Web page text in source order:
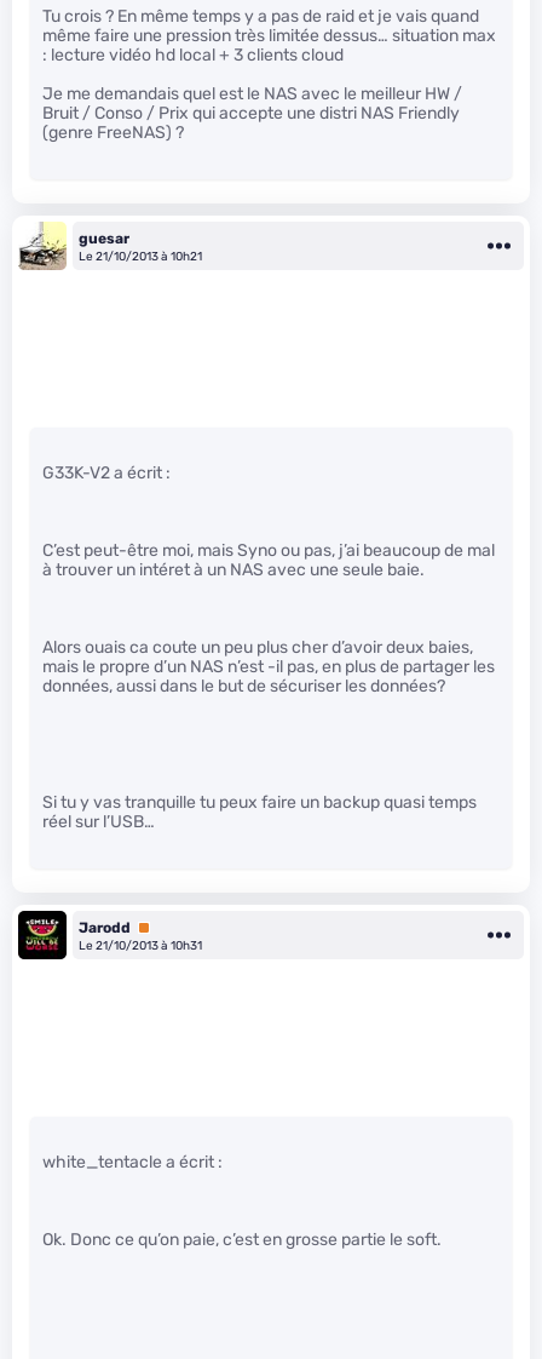
Tu crois ? En même temps y a pas de raid et je vais quand
même faire une pression très limitée dessus… situation max
: lecture vidéo hd local + 3 clients cloud
Je me demandais quel est le NAS avec le meilleur HW /
Bruit / Conso / Prix qui accepte une distri NAS Friendly
(genre FreeNAS) ?
guesar
Le 21/10/2013 à 10h21
G33K-V2 a écrit :
C’est peut-être moi, mais Syno ou pas, j’ai beaucoup de mal
à trouver un intéret à un NAS avec une seule baie.
Alors ouais ca coute un peu plus cher d’avoir deux baies,
mais le propre d’un NAS n’est -il pas, en plus de partager les
données, aussi dans le but de sécuriser les données?
Si tu y vas tranquille tu peux faire un backup quasi temps
réel sur l’USB…
Jarodd
Premium
Le 21/10/2013 à 10h31
white_tentacle a écrit :
Ok. Donc ce qu’on paie, c’est en grosse partie le soft.